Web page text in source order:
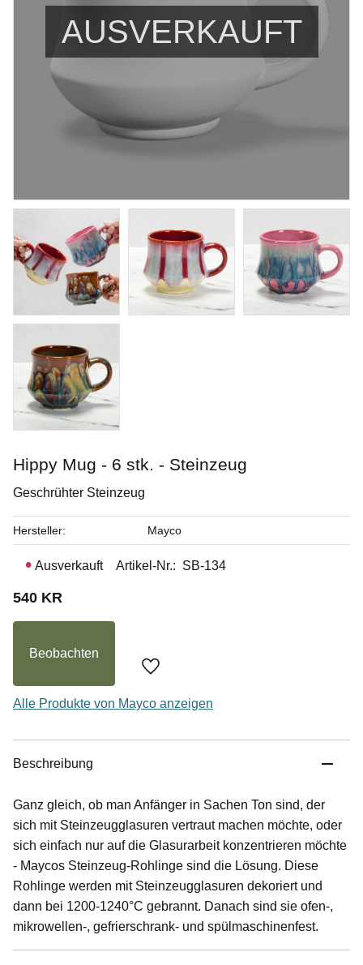
Iron Lustre
Penselglasyr för stengods
Art. nr: PC-33
AUSVERKAUFT
Hippy Mug - 6 stk. - Steinzeug
Geschrühter Steinzeug
540 KR
Zu Favoriten hinzufügen
Beobachten
Ausverkauft Artikel-Nr. SB-134
Hersteller Mayco
Alle Produkte von Mayco anzeigen
Beschreibung
Ganz gleich, ob man Anfänger in Sachen Ton sind, der
sich mit Steinzeugglasuren vertraut machen möchte, oder
sich einfach nur auf die Glasurarbeit konzentrieren möchte
- Maycos Steinzeug-Rohlinge sind die Lösung. Diese
Rohlinge werden mit Steinzeugglasuren dekoriert und
dann bei 1200-1240°C gebrannt. Danach sind sie ofen-,
mikrowellen-, gefrierschrank- und spülmaschinenfest.